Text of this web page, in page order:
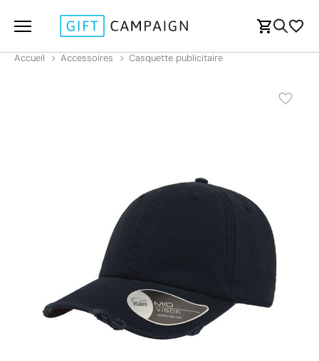
Accueil Accessoires Casquette publicitaire